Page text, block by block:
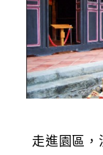
走進園區